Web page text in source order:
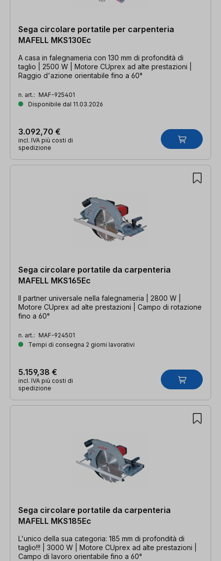
Sega circolare portatile per carpenteria
MAFELL MKS130Ec
A casa in falegnameria con 130 mm di profondità di
taglio | 2500 W | Motore CUprex ad alte prestazioni |
Raggio d'azione orientabile fino a 60°
n. art.: MAF-925401
Disponibile dal 11.03.2026
3.092,70 €
incl. IVA più costi di
spedizione
Sega circolare portatile da carpenteria
MAFELL MKS165Ec
Il partner universale nella falegnameria | 2800 W |
Motore CUprex ad alte prestazioni | Campo di rotazione
fino a 60°
n. art.: MAF-924501
Tempi di consegna 2 giorni lavorativi
5.159,38 €
incl. IVA più costi di
spedizione
Sega circolare portatile da carpenteria
MAFELL MKS185Ec
L'unico della sua categoria: 185 mm di profondità di
taglio!!! | 3000 W | Motore CUprex ad alte prestazioni |
Campo di lavoro orientabile fino a 60°